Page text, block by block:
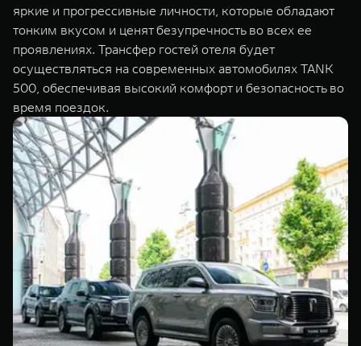
WEY 80
Масштаб возможностей
от 6 449 000 ₽
Масштаб
от 8 099
яркие и прогрессивные личности, которые обладают
тонким вкусом и ценят безупречность во всех ее
проявлениях. Трансфер гостей отеля будет
осуществляться на современных автомобилях TANK
500, обеспечивая высокий комфорт и безопасность во
время поездок.